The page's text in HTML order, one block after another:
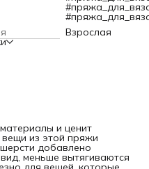
Взрослая
и ценит
из этой пряжи
добавлено
меньше вытягиваются